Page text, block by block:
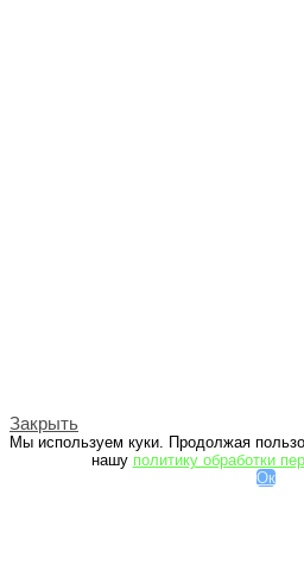
Закрыть
Мы используем куки. Продолжая
нашу политику обработки
Ок